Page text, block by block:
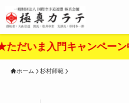
ャンペーン中‼︎★★★詳
ホーム 杉村師範